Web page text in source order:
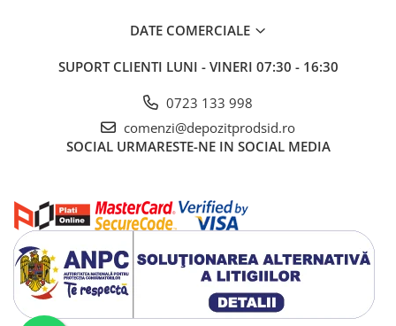
DATE COMERCIALE
SUPORT CLIENTI LUNI - VINERI 07:30 - 16:30
0723 133 998
comenzi@depozitprodsid.ro
SOCIAL URMARESTE-NE IN SOCIAL MEDIA